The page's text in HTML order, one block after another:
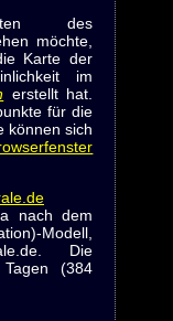
des
möchte,
Karte der
im
erstellt hat.
für die
können sich
nach dem
Modell,
Die
(384